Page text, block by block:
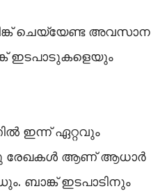
ചെയ്യേണ്ട അവസാന
ഇടപാടുകളെയും
ഇന്ന് ഏറ്റവും
രേഖകൾ ആണ് ആധാർ
ബാങ്ക് ഇടപാടിനും